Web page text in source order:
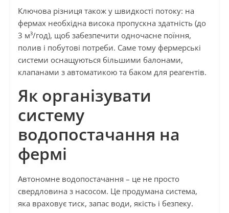
Ключова різниця також у швидкості потоку: на
фермах необхідна висока пропускна здатність (до
3 м³/год), щоб забезпечити одночасне поїння,
полив і побутові потреби. Саме тому фермерські
системи оснащуються більшими балонами,
клапанами з автоматикою та баком для реагентів.
Як організувати
систему
водопостачання на
фермі
Автономне водопостачання – це не просто
свердловина з насосом. Це продумана система,
яка враховує тиск, запас води, якість і безпеку.